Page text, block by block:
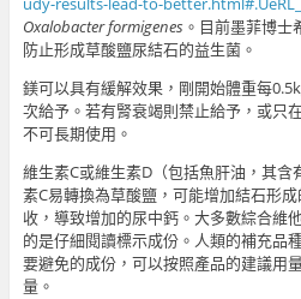
Oxalobacter formigenes。目前墨菲博士
防止形成草酸鹽尿結石的益生菌。
鎂可以具有緩解效果，剛開始體重每
次給予。若有腎衰竭則禁止給予，或只
不可長期使用。
維生素C或維生素D（包括魚肝油，其
素C易轉換為草酸鹽，可能增加結石形
收，導致增加的尿中鈣。大多數綜合維
的是仔細閱讀標示成份。人類的補充品
要避免的成份，可以按照產品的建議用
量。